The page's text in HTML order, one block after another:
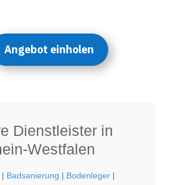
Angebot einholen
Dienstleister in
Westfalen
| Badsanierung | Bodenleger|